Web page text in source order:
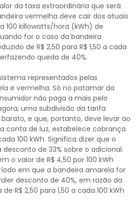
da taxa extraordinária que será
vermelha deve cair dos atuais
100 killowatts/hora (kWh) de
for o caso da bandeira
de R$ 2,50 para R$ 1,50 a cada
queda de 40%.
representados pelas
e vermelha. Só no patamar da
não paga a mais pelo
uma subdivisão da tarifa
e que, portanto, deve levar ao
conta de luz, estabelece cobrança
100 kWh. Significa dizer que o
de 33% sobre o adicional.
o valor de R$ 4,50 por 100 kWh
em que a bandeira amarela for
desconto de 40%, em razão da
R$ 2,50 para 1,50 a cada 100 kWh